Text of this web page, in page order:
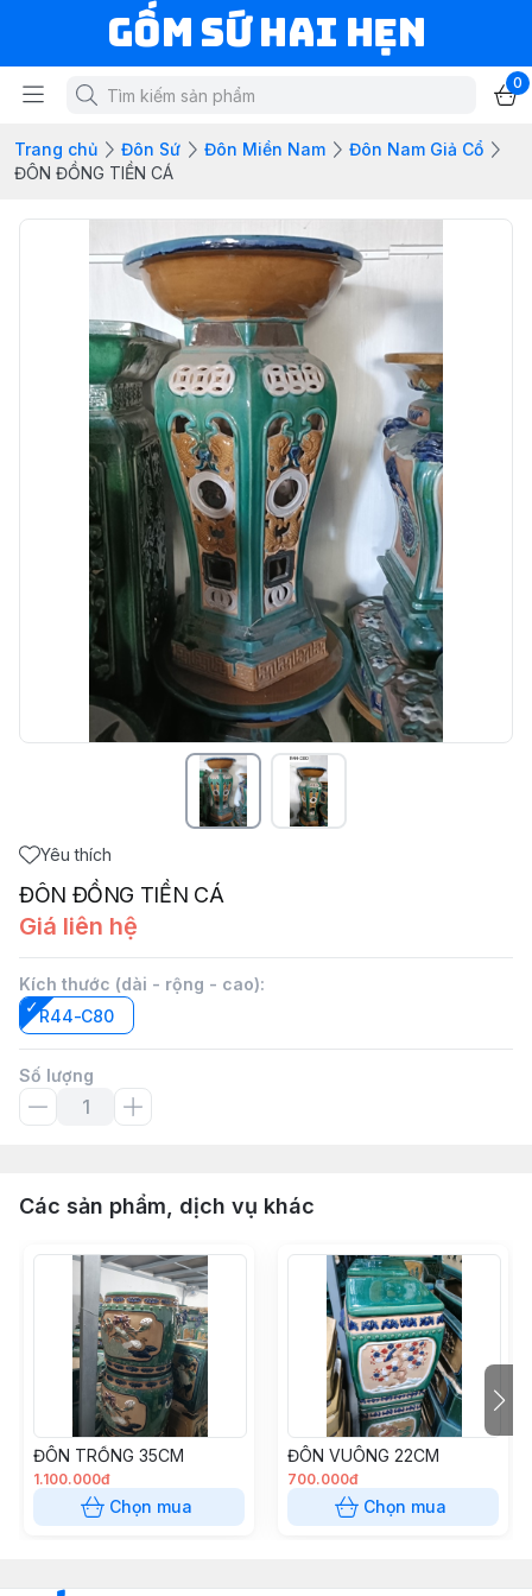
Gốm Sứ Hai Hẹn
0
Trang chủ Đôn Sứ Đôn Miền Nam
Đôn Nam Giả Cổ
ĐÔN ĐỒNG TIỀN CÁ
Yêu thích
ĐÔN ĐỒNG TIỀN CÁ
Giá liên hệ
Kích thước (dài - rộng - cao):
R44-C80
Số lượng
Các sản phẩm, dịch vụ khác
ĐÔN TRỐNG 35CM
1.100.000đ
Chọn mua
ĐÔN VUÔNG 22CM
700.000đ
Chọn mua